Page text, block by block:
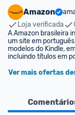
Amazon
Loja verificada
A Amazon brasileira
um site em
modelos do Kindle,
incluindo títulos em
Ver mais ofertas